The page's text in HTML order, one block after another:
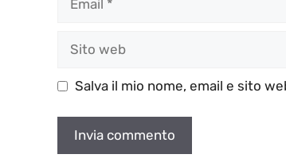
Salva il mio nome, email e sito